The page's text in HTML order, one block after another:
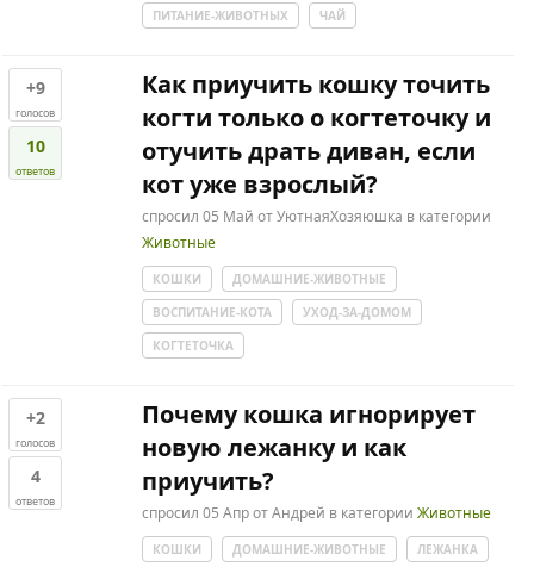
ПИТАНИЕ-ЖИВОТНЫХ
ЧАЙ
+9
голосов
10
ответов
Как приучить кошку точить
когти только о когтеточку и
отучить драть диван, если
кот уже взрослый?
спросил 05 Май отУютнаяХозяюшка в категории
Животные
КОШКИ
ДОМАШНИЕ-ЖИВОТНЫЕ
ВОСПИТАНИЕ-КОТА
УХОД-ЗА-ДОМОМ
КОГТЕТОЧКА
+2
голосов
4
ответов
Почему кошка игнорирует
новую лежанку и как
приучить?
спросил 05 Апр отАндрей в категории Животные
КОШКИ ДОМАШНИЕ-ЖИВОТНЫЕ ЛЕЖАНКА